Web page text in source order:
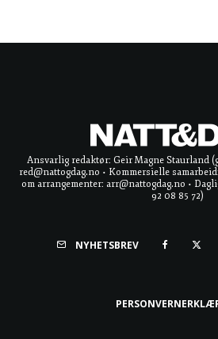
Ansvarlig redaktør: Geir Magne Staurland
red@nattogdag.no • Kommersielle
om arrangementer: arr@nattogdag.no •
92 08 85 72)
NYHETSBREV